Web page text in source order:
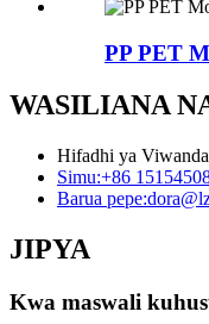
PP PET
WASILIANA
Hifadhi ya
Simu:+86
Barua pepe:
JIPYA
Kwa maswali